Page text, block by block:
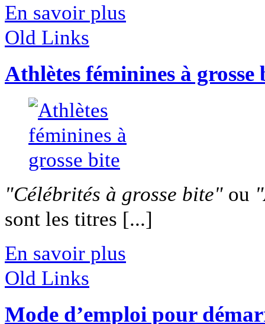
En savoir plus
Old Links
Athlètes féminines à grosse
"Célébrités à grosse bite" ou
sont les titres [...]
En savoir plus
Old Links
Mode d’emploi pour